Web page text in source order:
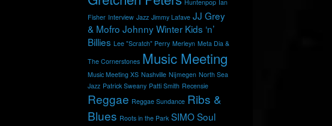
Huntenpop Ian
Fisher Interview Jazz Jimmy Lafave JJ Grey
& Mofro Johnny Winter Kids ‘n’
Billies Lee "Scratch" Perry Merleyn Meta Dia &
The Cornerstones Music Meeting
Music Meeting XS Nashville Nijmegen North Sea
Jazz Patrick Sweany Patti Smith Recensie
Reggae Reggae Sundance Ribs &
Blues Roots in the Park SIMOSoul